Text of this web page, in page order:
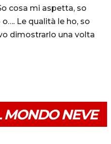
cosa mi aspetta, so
Le qualità le ho, so
dimostrarlo una volta
MONDO NEVE